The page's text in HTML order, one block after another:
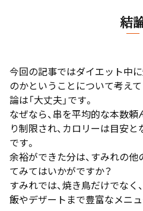
結
今回の記事ではダイエット中
のかということについて考え
論は「大丈夫」です。
なぜなら、串を平均的な本数頼
り制限され、カロリーは目安
です。
余裕ができた分は、すみれの
てみてはいかがですか？
すみれでは、焼き鳥だけでなく
飯やデザートまで豊富なメニ